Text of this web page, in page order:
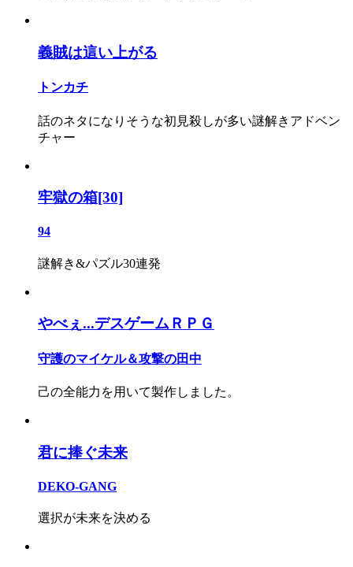
義賊は這い上がる
トンカチ
話のネタになりそうな初見殺しが多い謎解きアドベン
チャー
牢獄の箱[30]
94
謎解き&パズル30連発
やべぇ...デスゲームＲＰＧ
守護のマイケル＆攻撃の田中
己の全能力を用いて製作しました。
君に捧ぐ未来
DEKO-GANG
選択が未来を決める